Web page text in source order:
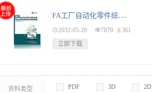
FA工厂自动化零件综合目录册
2032-05-20 7870 361
立即下载
资料类型 PDF 3D 2D